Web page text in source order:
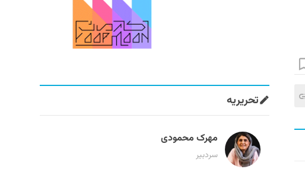
تحریریه
مهرک محمودی
سردبیر